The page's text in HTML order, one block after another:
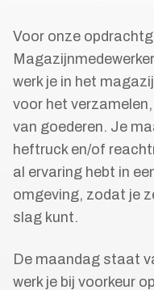
Voor onze
werk je in het
voor het
van goederen. Je
heftruck en/of
al ervaring hebt in
omgeving, zodat je
slag kunt.
De maandag staat
werk je bij voorkeur